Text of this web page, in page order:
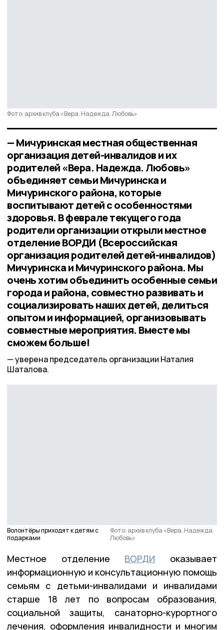
Фото: архив клуба «Вера. Надежда. Любовь»
— Мичуринская местная общественная
организация детей-инвалидов и их
родителей «Вера. Надежда. Любовь»
объединяет семьи Мичуринска и
Мичуринского района, которые
воспитывают детей с особенностями
здоровья. В феврале текущего года
родители организации открыли местное
отделение ВОРДИ (Всероссийская
организация родителей детей-инвалидов)
Мичуринска и Мичуринского района. Мы
очень хотим объединить особенные семьи
города и района, совместно развивать и
социализировать наших детей, делиться
опытом и информацией, организовывать
совместные мероприятия. Вместе мы
сможем больше!
уверена председатель организации Наталия
Шаталова.
Волонтёры приходят к детям с
подарками
Фото: архив клуба «Вера. Надежда.
Любовь»
Местное отделение ВОРДИ оказывает
информационную и консультационную помощь
семьям с детьми-инвалидами и инвалидами
старше 18 лет по вопросам образования,
социальной защиты, санаторно-курортного
лечения, оформления инвалидности и многим